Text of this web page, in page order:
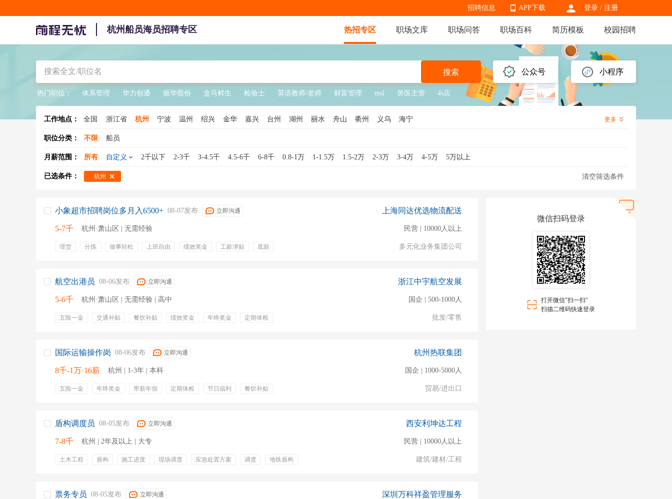
登录 / 注册
APP下载
APP下载
招聘信息
杭州船员海员招聘专区 热招专区 职场文库 职场问答 职场百科 简历模板 校园招聘
公众号 小程序
搜索
热门职位： 体系管理 华力创通 振华股份 盒马鲜生 检验士 英语教师/老师 财富管理 msl 兽医主管 4s店
工作地点： 全国 浙江省 杭州 宁波 温州 绍兴 金华 嘉兴 台州 湖州 丽水 舟山 衢州 义乌 海宁 更多
职位分类： 不限 船员
月薪范围： 所有 自定义 2千以下 2-3千 3-4.5千 4.5-6千 6-8千 0.8-1万 1-1.5万 1.5-2万 2-3万 3-4万 4-5万 5万以上
已选条件： 杭州 清空筛选条件
小象超市招聘岗位多月入6500+ 08-07发布 立即沟通
5-7千 杭州·萧山区 | 无需经验
理货 分拣 做事轻松 上班自由 绩效奖金 工龄津贴
底薪
上海同达优选物流配送
民营 | 10000人以上
多元化业务集团公司
航空出港员 08-06发布 立即沟通
5-6千 杭州·萧山区 | 无需经验 | 高中
五险一金 交通补贴 餐饮补贴 绩效奖金 年终奖金
定期体检
浙江中宇航空发展
国企 | 500-1000人
批发/零售
国际运输操作岗 08-06发布 立即沟通
8千-1万·16薪 杭州 | 1-3年 | 本科
五险一金 年终奖金 带薪年假 定期体检 节日福利
餐饮补贴
杭州热联集团
国企 | 1000-5000人
贸易/进出口
盾构调度员 08-05发布 立即沟通
7-8千 杭州 | 2年及以上 | 大专
土木工程 盾构 施工进度 现场调度 应急处置方案 调度
地铁盾构
西安利坤达工程
民营 | 10000人以上
建筑/建材/工程
票务专员 08-05发布 立即沟通 深圳万科祥盈管理服务
微信扫码登录
打开微信"扫一扫"
扫描二维码快速登录